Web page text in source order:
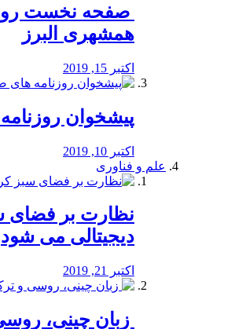
صفحه نخست
همشهری البرز
اکتبر 15, 2019
پیشخوان
اکتبر 10, 2019
علم و فناوری
نظارت بر فضای
دیجیتالی می شود
اکتبر 21, 2019
زبان چینی،